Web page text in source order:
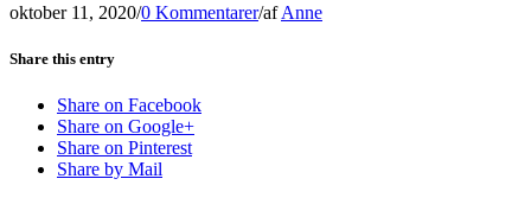
oktober 11, 2020/0 Kommentarer/afAnne
Share this entry
Share on Facebook
Share on Google+
Share on Pinterest
Share by Mail